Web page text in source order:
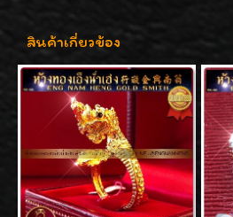
สินค้าเกี่ยวข้อง